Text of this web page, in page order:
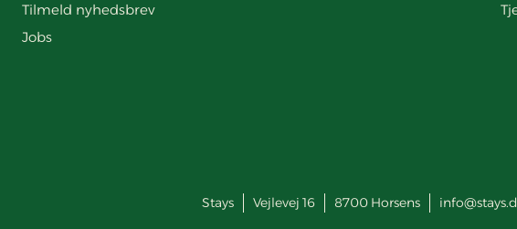
Tilmeld nyhedsbrev
Jobs
Stays Vejlevej 16 8700 Horsens